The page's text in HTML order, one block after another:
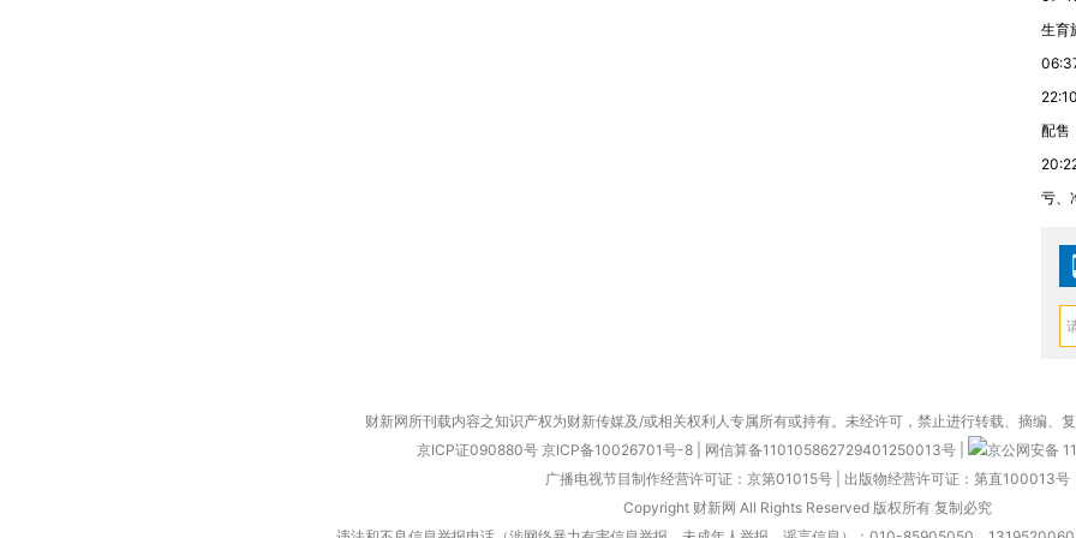
生育
配售
亏、
财新网所刊载内容之知识产权为财新传媒及/或相关权利人专属所有或持有。未经许可，禁止进行转载、摘编、
京ICP证090880号 京ICP备10026701号-8 网信算备110105862729401250013号
京公网安备
广播电视节目制作经营许可证：京第01015号| 出版物经营许可证：第直100013号
Copyright 财新网 All Rights Reserved 版权所有 复制必究